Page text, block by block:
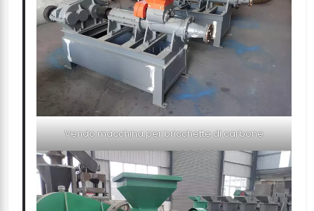
Vendo macchina per bricchette di carbone